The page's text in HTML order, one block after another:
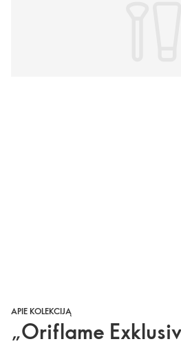
APIE KOLEKCIJĄ
„Oriflame